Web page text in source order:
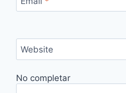
Website
No completar